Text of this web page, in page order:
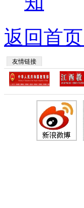
返回首页
友情链接